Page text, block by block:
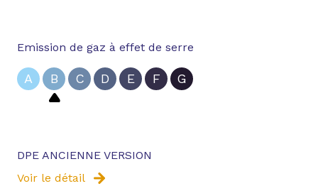
Emission de gaz à effet de serre
A B C D E F G
DPE ANCIENNE VERSION
Voir le détail